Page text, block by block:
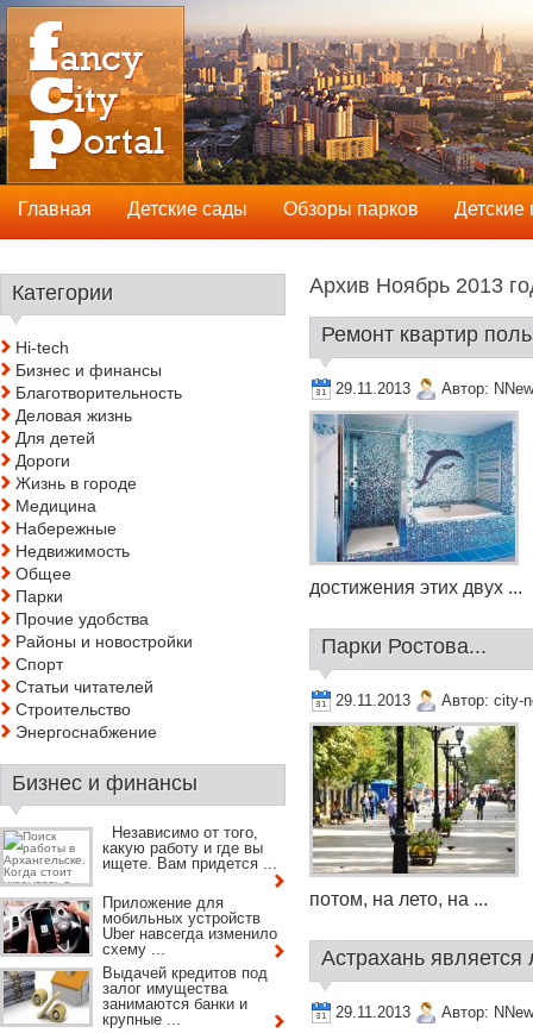
Архив Ноябрь 2013
Ремонт квартир
29.11.2013 Автор:
достижения этих двух ...
Парки Ростова...
29.11.2013 Автор: city-
потом, на лето, на ...
Астрахань
29.11.2013 Автор:
Категории
Hi-tech
Бизнес и финансы
Благотворительность
Деловая жизнь
Для детей
Дороги
Жизнь в городе
Медицина
Набережные
Недвижимость
Общее
Парки
Прочие удобства
Районы и новостройки
Спорт
Статьи читателей
Строительство
Энергоснабжение
Бизнес и финансы
Независимо от того,
какую работу и где вы
ищете. Вам придется ...
Приложение для
мобильных устройств
Uber навсегда изменило
схему ...
Выдачей кредитов под
залог имущества
занимаются банки и
крупные ...
Главная Детские сады Обзоры парков Детские